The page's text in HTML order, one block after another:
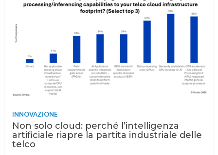
INNOVAZIONE
Non solo cloud: perché l’intelligenza
artificiale riapre la partita industriale delle
telco